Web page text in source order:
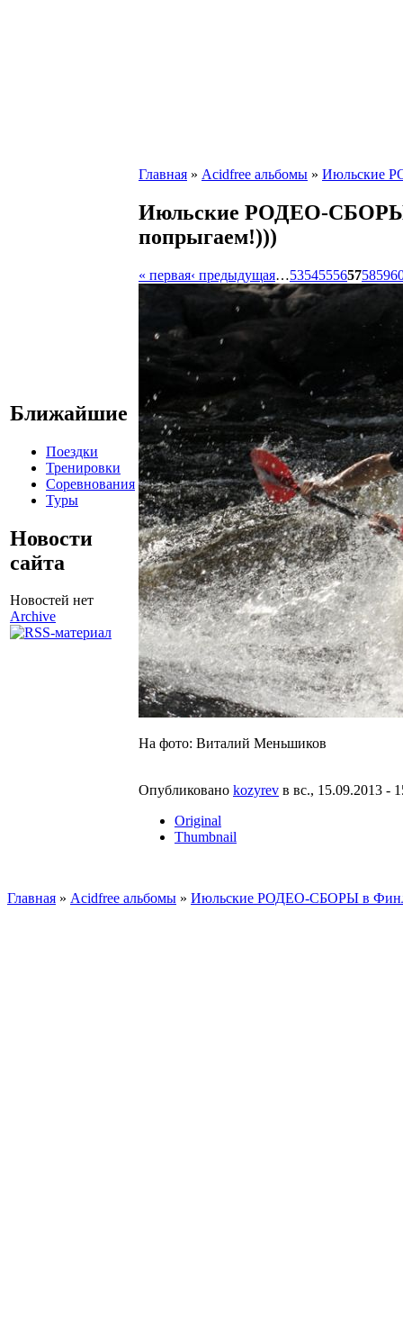
Ближайшие
Поездки
Тренировки
Соревнования
Туры
Новости
сайта
Новостей нет
Archive
Главная » Acidfree альбомы » Июльские
Июльские РОДЕО-СБОРЫ
попрыгаем!)))
« первая‹ предыдущая…53545556575859
На фото: Виталий Меньшиков
Опубликовано kozyrev в вс., 15.09.2013 -
Original
Thumbnail
Главная » Acidfree альбомы » Июльские РОДЕО-СБОРЫ в